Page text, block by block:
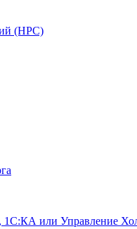
(HPC)
1С:КА или Управление